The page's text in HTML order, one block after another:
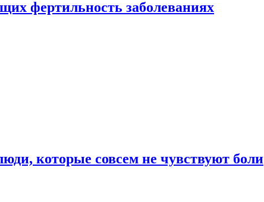
фертильность заболеваниях
которые совсем не чувствуют боли